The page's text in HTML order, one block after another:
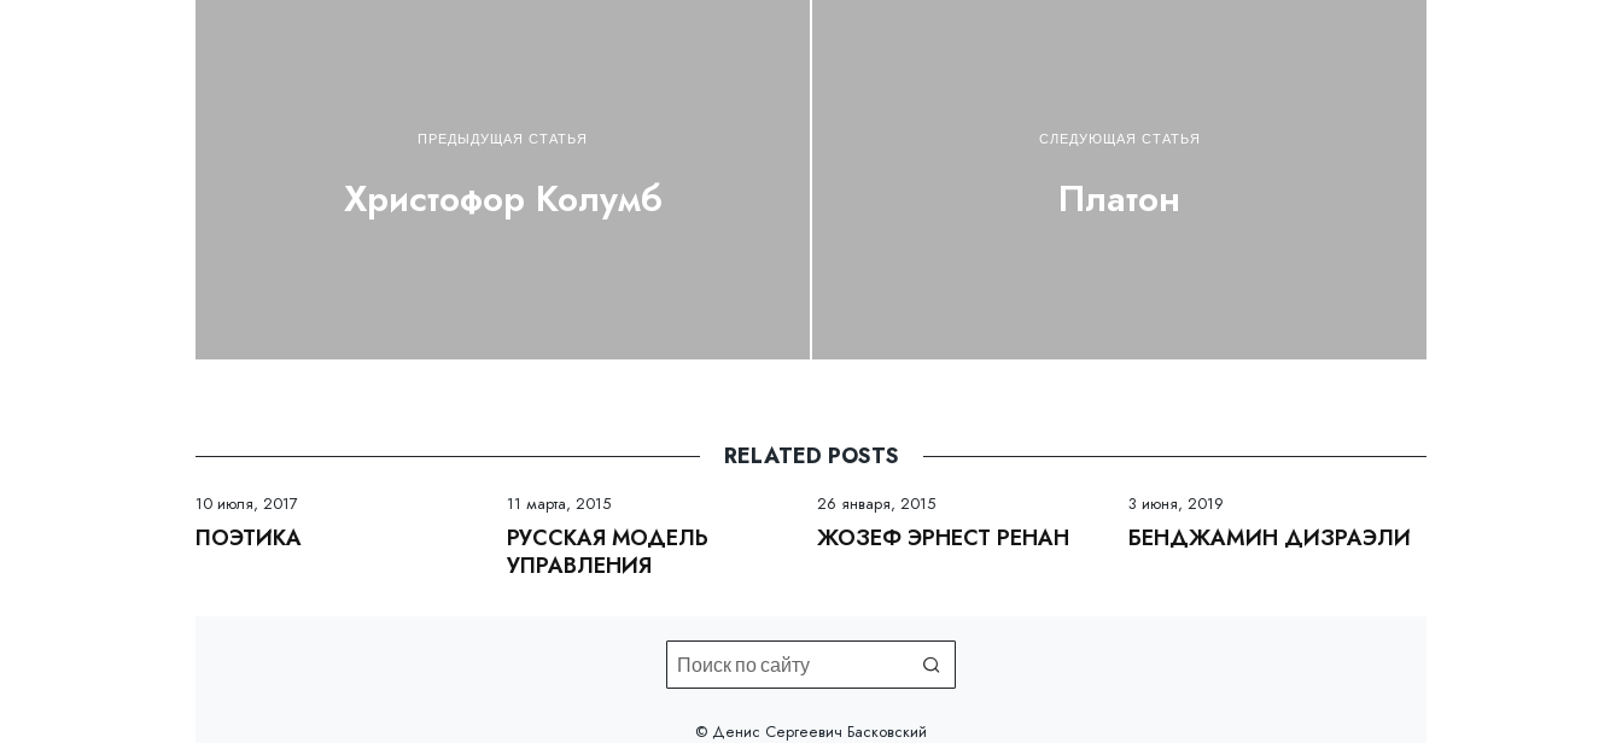
ПРЕДЫДУЩАЯ СТАТЬЯ
Христофор Колумб
СЛЕДУЮЩАЯ СТАТЬЯ
Платон
RELATED POSTS
10 июля, 2017
ПОЭТИКА
11 марта, 2015
РУССКАЯ МОДЕЛЬ
УПРАВЛЕНИЯ
26 января, 2015
ЖОЗЕФ ЭРНЕСТ РЕНАН
3 июня, 2019
БЕНДЖАМИН ДИЗРАЭЛИ
©️ Денис Сергеевич Басковский